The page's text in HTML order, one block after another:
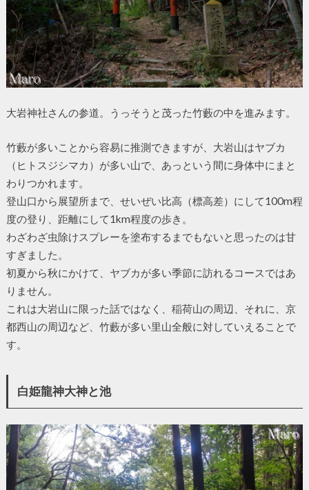
大岩神社さんの参道。うっそうと茂った竹藪の中を進みます。
竹藪が多いことから容易に推測できますが、大岩山はヤブカ
（ヒトスジシマカ）が多い山で、あっという間に身体中にまと
わりつかれます。
登山口から展望所まで、せいぜい比高（標高差）にして100m程
度の登り、距離にして1km程度の歩き。
わざわざ虫除けスプレーを塗布するまでもないと思ったのは甘
すぎました。
初夏から秋にかけて、ヤブカが多い季節に訪れるコースではあ
りません。
これは大岩山に限った話ではなく、稲荷山の周辺、それに、京
都西山の周辺など、竹藪が多い里山全般に対していえることで
す。
白姫龍神大神と池